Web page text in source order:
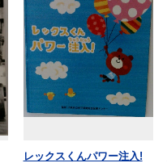
レックスくんパワー注入!